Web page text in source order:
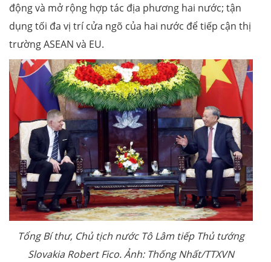
động và mở rộng hợp tác địa phương hai nước; tận
dụng tối đa vị trí cửa ngõ của hai nước để tiếp cận thị
trường ASEAN và EU.
Tổng Bí thư, Chủ tịch nước Tô Lâm tiếp Thủ tướng
Slovakia Robert Fico. Ảnh: Thống Nhất/TTXVN